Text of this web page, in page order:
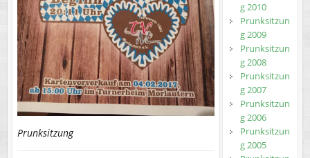
Prunksitzung
g 2010
Prunksitzun
g 2009
Prunksitzun
g 2008
Prunksitzun
g 2007
Prunksitzun
g 2006
Prunksitzun
g 2005